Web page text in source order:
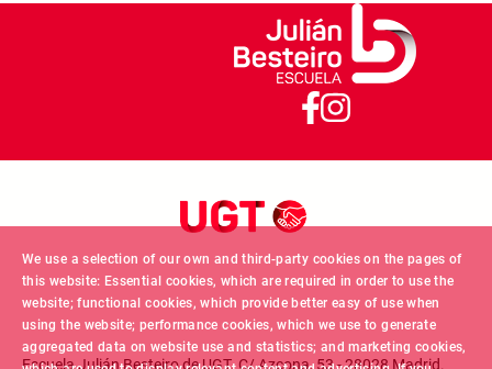
We use a selection of our own and third-party cookies on the pages of
this website: Essential cookies, which are required in order to use the
website; functional cookies, which provide better easy of use when
using the website; performance cookies, which we use to generate
aggregated data on website use and statistics; and marketing cookies,
Escuela Julián Besteiro de UGT. C/ Azcona, 53 - 28028 Madrid.